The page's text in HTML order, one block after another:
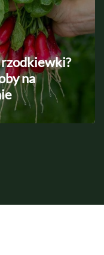
rzodkiewki?
na